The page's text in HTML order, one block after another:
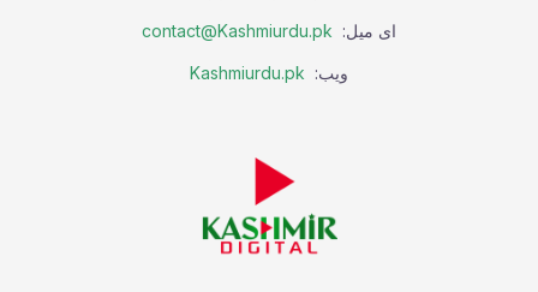
ای میل: contact@Kashmiurdu.pk
ویب: Kashmiurdu.pk